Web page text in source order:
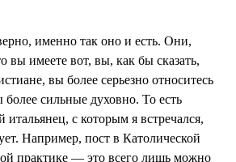
именно так оно и есть. Они,
вы имеете вот, вы, как бы сказать,
вы более серьезно относитесь
сильные духовно. То есть
с которым я встречался,
Например, пост в Католической
практике — это всего лишь можно